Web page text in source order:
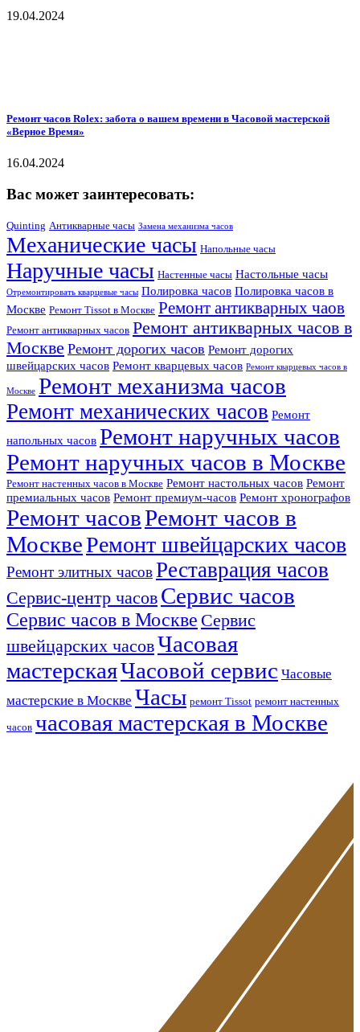
19.04.2024
Ремонт часов Rolex: забота о вашем времени в Часовой мастерской
«Верное Время»
16.04.2024
Вас может заинтересовать:
Quinting Антикварные часы Замена механизма часов
Механические часы Напольные часы
Наручные часы Настенные часы Настольные часы
Отремонтировать кварцевые часы Полировка часов Полировка часов в
Москве Ремонт Tissot в Москве Ремонт антикварных чаов
Ремонт антикварных часов Ремонт антикварных часов в
Москве Ремонт дорогих часов Ремонт дорогих
швейцарских часов Ремонт кварцевых часов Ремонт кварцевых часов в
Москве Ремонт механизма часов
Ремонт механических часов Ремонт
напольных часов Ремонт наручных часов
Ремонт наручных часов в Москве
Ремонт настенных часов в Москве Ремонт настольных часов Ремонт
премиальных часов Ремонт премиум-часов Ремонт хронографов
Ремонт часовРемонт часов в
МосквеРемонт швейцарских часов
Ремонт элитных часовРеставрация часов
Сервис-центр часов Сервис часов
Сервис часов в Москве Сервис
швейцарских часовЧасовая
мастерскаяЧасовой сервис Часовые
мастерские в Москве Часы ремонт Tissot ремонт настенных
часов часовая мастерская в Москве